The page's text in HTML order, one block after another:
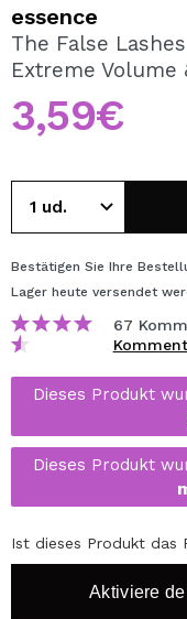
Durch die Erstellung
können Sie Ihre
Bestellungen
einsehen.
essence
The False
Extreme Volume
3,59€
Bestätigen Sie Ihre
Lager heute versendet
67
Dieses Produkt
Dieses Produkt
Ist dieses Produkt das
Aktiviere